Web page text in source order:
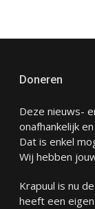
Doneren
Deze nieuws-
onafhankelijk
Dat is enkel
Wij hebben
Krapuul is nu
heeft een